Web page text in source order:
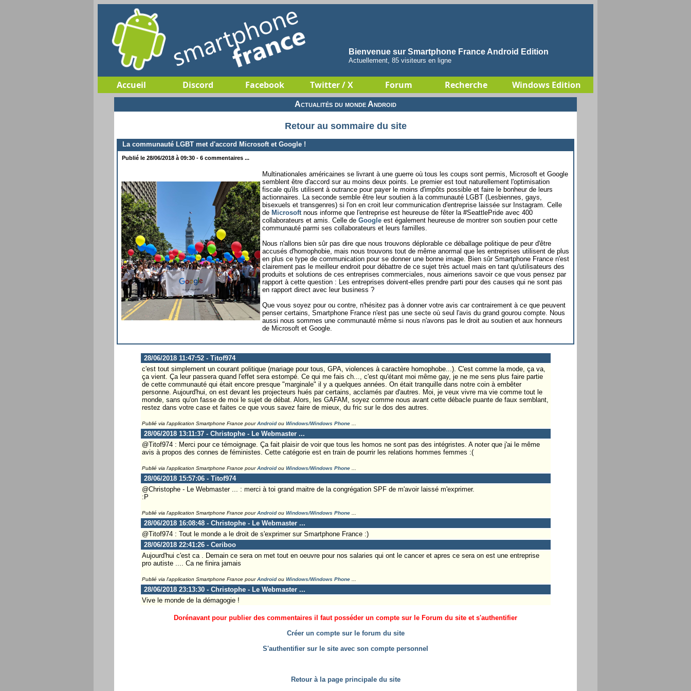
Bienvenue sur Smartphone France Android Edition
Actuellement, 85 visiteurs en ligne
Accueil Discord Facebook Twitter / X Forum Recherche Windows Edition
Actualités du monde Android
Retour au sommaire du site
La communauté LGBT met d'accord Microsoft et Google !
Publié le 28/06/2018 à 09:30 - 6 commentaires ...
Multinationales américaines se livrant à une guerre où tous les coups sont permis, Microsoft et Google
semblent être d'accord sur au moins deux points. Le premier est tout naturellement l'optimisation
fiscale qu'ils utilisent à outrance pour payer le moins d'impôts possible et faire le bonheur de leurs
actionnaires. La seconde semble être leur soutien à la communauté LGBT (Lesbiennes, gays,
bisexuels et transgenres) si l'on en croit leur communication d'entreprise laissée sur Instagram. Celle
de Microsoft nous informe que l'entreprise est heureuse de fêter la #SeattlePride avec 400
collaborateurs et amis. Celle de Google est également heureuse de montrer son soutien pour cette
communauté parmi ses collaborateurs et leurs familles.
Nous n'allons bien sûr pas dire que nous trouvons déplorable ce déballage politique de peur d'être
accusés d'homophobie, mais nous trouvons tout de même anormal que les entreprises utilisent de plus
en plus ce type de communication pour se donner une bonne image. Bien sûr Smartphone France n'est
clairement pas le meilleur endroit pour débattre de ce sujet très actuel mais en tant qu'utilisateurs des
produits et solutions de ces entreprises commerciales, nous aimerions savoir ce que vous pensez par
rapport à cette question : Les entreprises doivent-elles prendre parti pour des causes qui ne sont pas
en rapport direct avec leur business ?
Que vous soyez pour ou contre, n'hésitez pas à donner votre avis car contrairement à ce que peuvent
penser certains, Smartphone France n'est pas une secte où seul l'avis du grand gourou compte. Nous
aussi nous sommes une communauté même si nous n'avons pas le droit au soutien et aux honneurs
de Microsoft et Google.
28/06/2018 11:47:52 - Titof974
c'est tout simplement un courant politique (mariage pour tous, GPA, violences à caractère homophobe...). C'est comme la mode, ça va,
ça vient. Ça leur passera quand l'effet sera estompé. Ce qui me fais ch..., c'est qu'étant moi même gay, je ne me sens plus faire partie
de cette communauté qui était encore presque "marginale" il y a quelques années. On était tranquille dans notre coin à embêter
personne. Aujourd'hui, on est devant les projecteurs hués par certains, acclamés par d'autres. Moi, je veux vivre ma vie comme tout le
monde, sans qu'on fasse de moi le sujet de débat. Alors, les GAFAM, soyez comme nous avant cette débacle puante de faux semblant,
restez dans votre case et faites ce que vous savez faire de mieux, du fric sur le dos des autres.
Publié via l'application Smartphone France pourAndroidou Windows/Windows Phone...
28/06/2018 13:11:37 - Christophe - Le Webmaster ...
@Titof974 : Merci pour ce témoignage. Ça fait plaisir de voir que tous les homos ne sont pas des intégristes. A noter que j'ai le même
avis à propos des connes de féministes. Cette catégorie est en train de pourrir les relations hommes femmes :(
Publié via l'application Smartphone France pourAndroidou Windows/Windows Phone...
28/06/2018 15:57:06 - Titof974
@Christophe - Le Webmaster ... : merci à toi grand maitre de la congrégation SPF de m'avoir laissé m'exprimer.
:P
Publié via l'application Smartphone France pourAndroidou Windows/Windows Phone...
28/06/2018 16:08:48 - Christophe - Le Webmaster ...
@Titof974 : Tout le monde a le droit de s'exprimer sur Smartphone France :)
28/06/2018 22:41:26 - Ceriboo
Aujourd'hui c'est ca . Demain ce sera on met tout en oeuvre pour nos salaries qui ont le cancer et apres ce sera on est une entreprise
pro autiste .... Ca ne finira jamais
Publié via l'application Smartphone France pourAndroidou Windows/Windows Phone...
28/06/2018 23:13:30 - Christophe - Le Webmaster ...
Vive le monde de la démagogie !
Dorénavant pour publier des commentaires il faut posséder un compte sur le Forum du site et s'authentifier
Créer un compte sur le forum du site
S'authentifier sur le site avec son compte personnel
Retour à la page principale du site